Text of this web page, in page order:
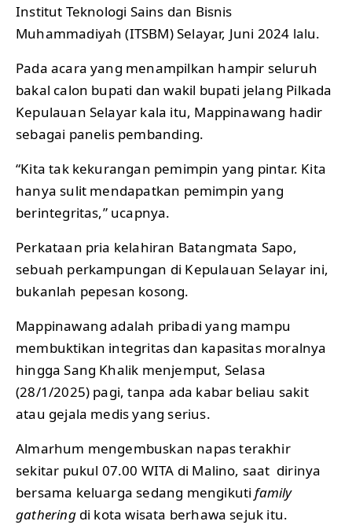
Institut Teknologi Sains dan Bisnis
Muhammadiyah (ITSBM) Selayar, Juni 2024 lalu.
Pada acara yang menampilkan hampir seluruh
bakal calon bupati dan wakil bupati jelang Pilkada
Kepulauan Selayar kala itu, Mappinawang hadir
sebagai panelis pembanding.
“Kita tak kekurangan pemimpin yang pintar. Kita
hanya sulit mendapatkan pemimpin yang
berintegritas,” ucapnya.
Perkataan pria kelahiran Batangmata Sapo,
sebuah perkampungan di Kepulauan Selayar ini,
bukanlah pepesan kosong.
Mappinawang adalah pribadi yang mampu
membuktikan integritas dan kapasitas moralnya
hingga Sang Khalik menjemput, Selasa
(28/1/2025) pagi, tanpa ada kabar beliau sakit
atau gejala medis yang serius.
Almarhum mengembuskan napas terakhir
sekitar pukul 07.00 WITA di Malino, saat dirinya
bersama keluarga sedang mengikutifamily
gathering di kota wisata berhawa sejuk itu.